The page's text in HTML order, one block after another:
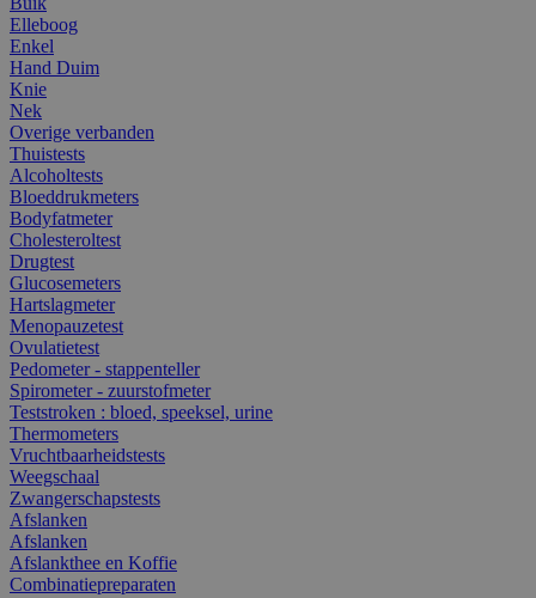
Elleboog
Enkel
Hand Duim
Knie
Nek
Overige verbanden
Thuistests
Alcoholtests
Bloeddrukmeters
Bodyfatmeter
Cholesteroltest
Drugtest
Glucosemeters
Hartslagmeter
Menopauzetest
Ovulatietest
Pedometer - stappenteller
Spirometer - zuurstofmeter
Teststroken : bloed, speeksel, urine
Thermometers
Vruchtbaarheidstests
Weegschaal
Zwangerschapstests
Afslanken
Afslanken
Afslankthee en Koffie
Combinatiepreparaten